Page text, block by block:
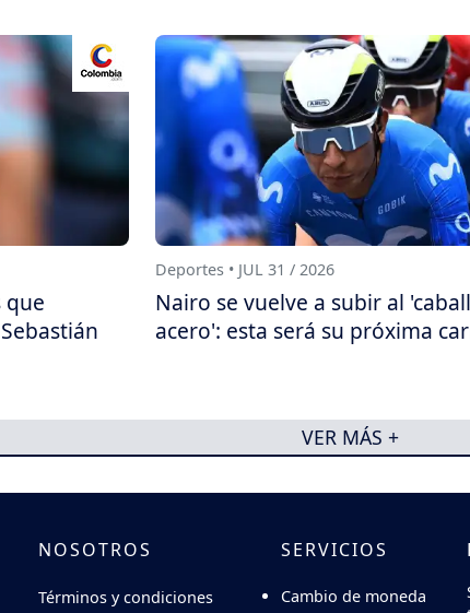
que
Deportes • JUL 31 / 2026
Nairo se vuelve a subir al
acero': esta será su próxima
VER MÁS +
NOSOTROS
Términos y condiciones
SERVICIOS
Cambio de moneda